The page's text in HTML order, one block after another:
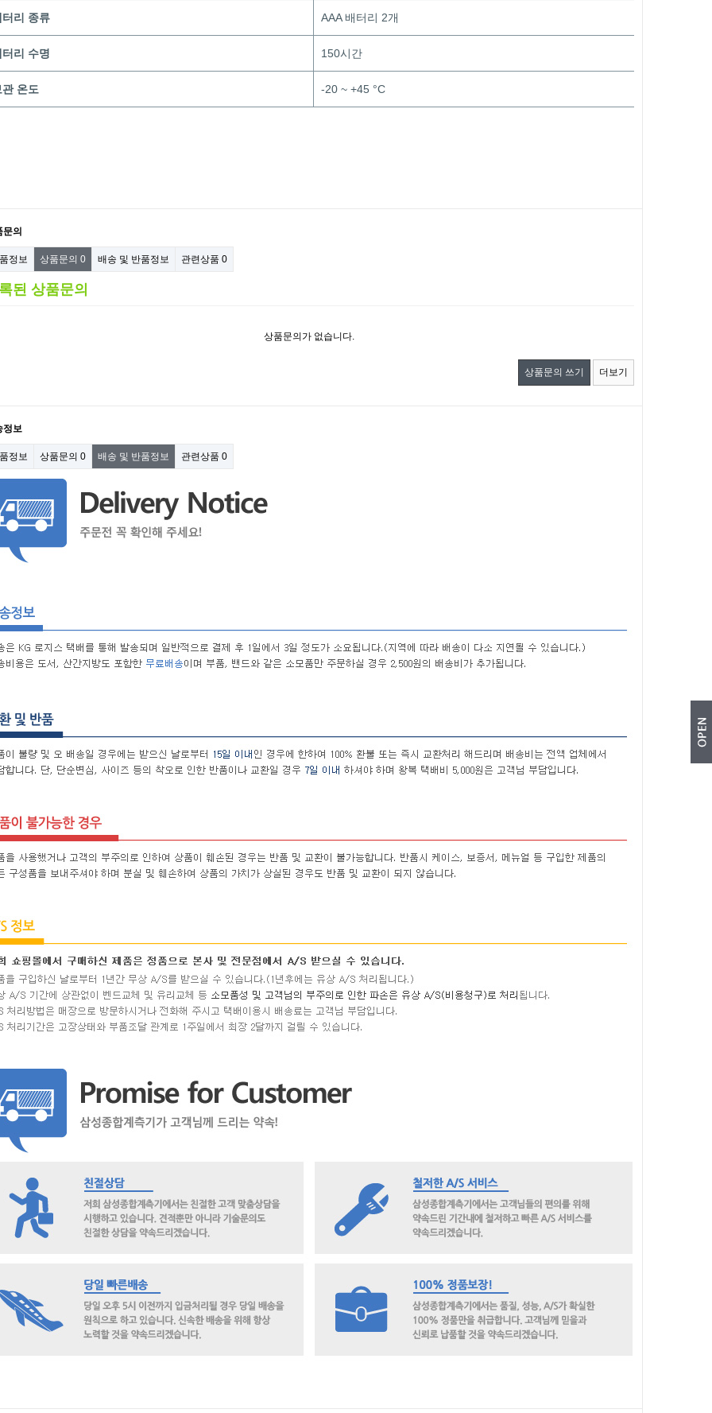
터리 종류 AAA 배터리 2개
터리 수명 150시간
관 온도 -20 ~ +45 °C
문의
정보 상품문의 0 배송 및 반품정보 관련상품 0
된 상품문의
상품문의가 없습니다.
상품문의 쓰기 더보기
정보
정보 상품문의 0 배송 및 반품정보 관련상품 0